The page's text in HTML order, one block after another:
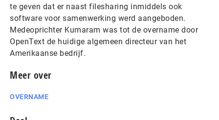
te geven dat er naast filesharing inmiddels ook
software voor samenwerking werd aangeboden.
Medeoprichter Kumaram was tot de overname door
OpenText de huidige algemeen directeur van het
Amerikaanse bedrijf.
Meer over
OVERNAME